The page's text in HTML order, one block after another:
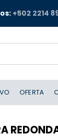
+502 2214
OFERTA